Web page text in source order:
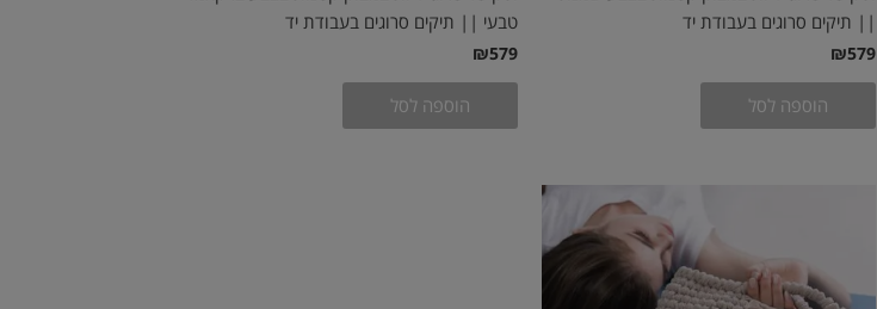
|| תיקים סרוגים בעבודת יד
₪579
הוספה לסל
טבעי || תיקים סרוגים בעבודת יד
₪579
הוספה לסל